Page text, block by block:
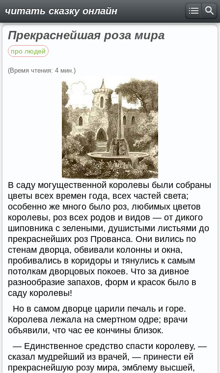
читать сказку онлайн
Прекраснейшая роза мира
про людей
(Время чтения: 4 мин.)
В саду могущественной королевы были собраны
цветы всех времен года, всех частей света;
особенно же много было роз, любимых цветов
королевы, роз всех родов и видов — от дикого
шиповника с зелеными, душистыми листьями до
прекраснейших роз Прованса. Они вились по
стенам дворца, обвивали колонны и окна,
пробивались в коридоры и тянулись к самым
потолкам дворцовых покоев. Что за дивное
разнообразие запахов, форм и красок было в
саду королевы!
Но в самом дворце царили печаль и горе.
Королева лежала на смертном одре; врачи
объявили, что час ее кончины близок.
— Единственное средство спасти королеву, —
сказал мудрейший из врачей, — принести ей
прекраснейшую розу мира, эмблему высшей,